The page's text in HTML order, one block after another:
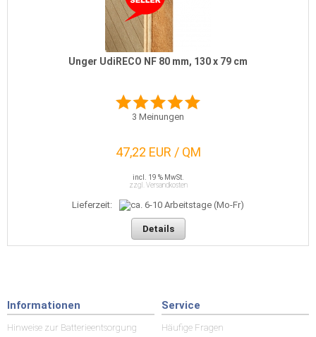
Unger UdiRECO NF 80 mm, 130 x 79 cm
3 Meinungen
47,22 EUR / QM
incl. 19 % MwSt.
zzgl. Versandkosten
Lieferzeit:
Details
Informationen
Hinweise zur Batterieentsorgung
Service
Häufige Fragen